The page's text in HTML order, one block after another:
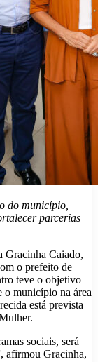
do município,
parcerias
Gracinha Caiado,
o prefeito de
teve o objetivo
o município na área
está prevista
sociais, será
afirmou Gracinha,